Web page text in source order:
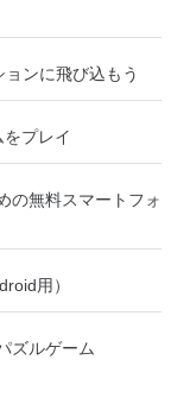
ンに飛び込もう
プレイ
の無料スマートフォ
用）
ズルゲーム